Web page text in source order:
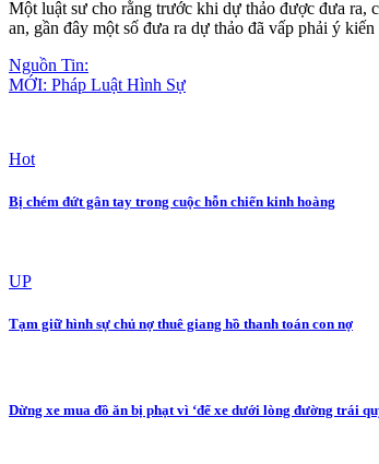
Một luật sư cho rằng trước khi dự thảo được đưa ra,
an, gần đây một số đưa ra dự thảo đã vấp phải ý
Nguồn Tin:
MỚI: Pháp Luật Hình Sự
Hot
Bị chém đứt gân tay trong cuộc hỗn chiến kinh hoàng
UP
Tạm giữ hình sự chủ nợ thuê giang hồ thanh toán con nợ
Dừng xe mua đồ ăn bị phạt vì ‘để xe dưới lòng đường trái